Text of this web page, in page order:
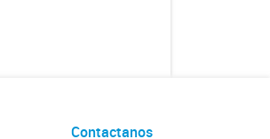
Contactanos